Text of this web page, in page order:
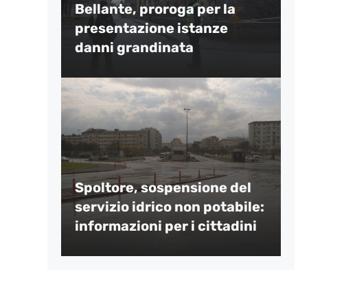
Bellante, proroga per la
presentazione istanze
danni grandinata
Spoltore, sospensione del
servizio idrico non potabile:
informazioni per i cittadini